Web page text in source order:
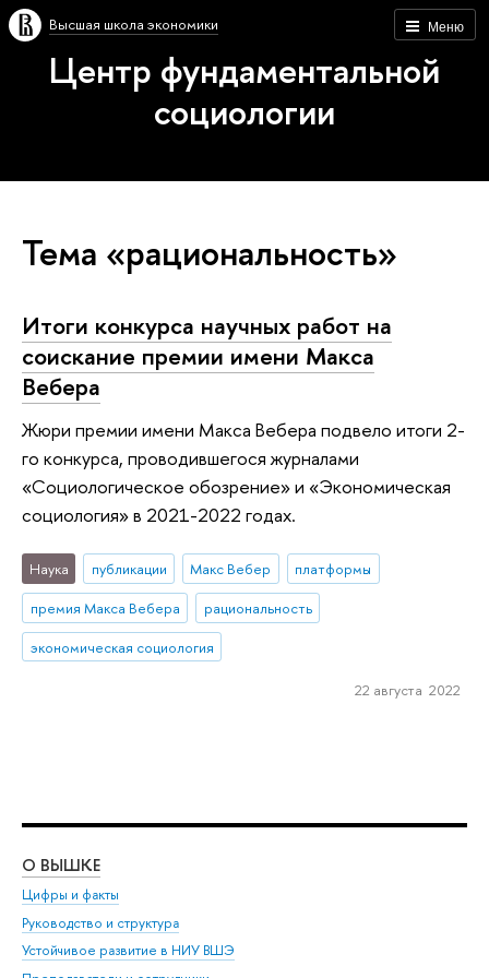
Меню
Высшая школа экономики
Центр фундаментальной
социологии
Тема «рациональность»
Итоги конкурса научных работ на
соискание премии имени Макса
Вебера
Жюри премии имени Макса Вебера подвело итоги 2-
го конкурса, проводившегося журналами
«Социологическое обозрение» и «Экономическая
социология» в 2021-2022 годах.
Наука публикации Макс Вебер
платформы
премия Макса Вебера
рациональность
экономическая социология
22 августа 2022
О ВЫШКЕ
Цифры и факты
Руководство и структура
Устойчивое развитие в НИУ ВШЭ